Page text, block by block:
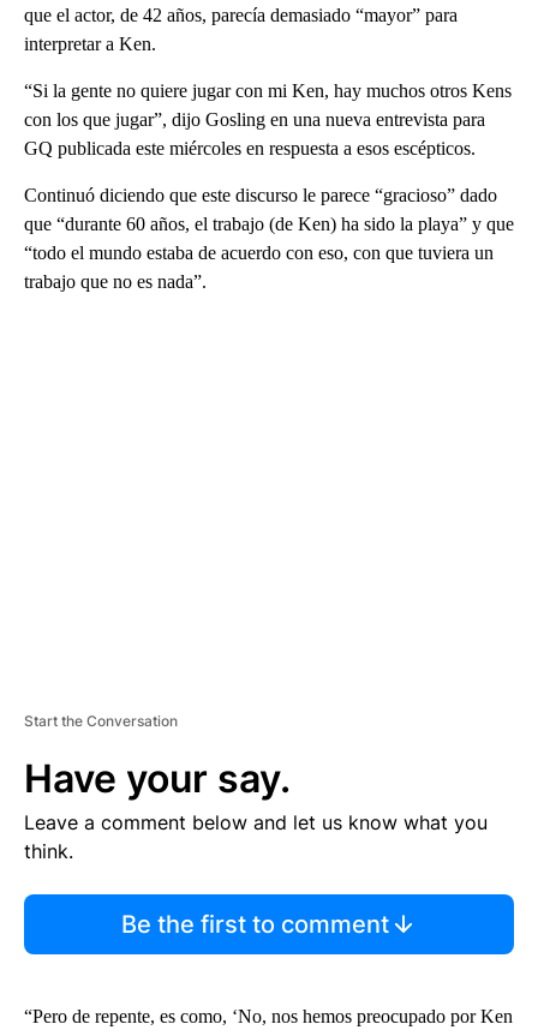
que el actor, de 42 años, parecía demasiado “mayor” para
interpretar a Ken.
“Si la gente no quiere jugar con mi Ken, hay muchos otros Kens
con los que jugar”, dijo Gosling en una nueva entrevista para
GQ publicada este miércoles en respuesta a esos escépticos.
Continuó diciendo que este discurso le parece “gracioso” dado
que “durante 60 años, el trabajo (de Ken) ha sido la playa” y que
“todo el mundo estaba de acuerdo con eso, con que tuviera un
trabajo que no es nada”.
Start the Conversation
Have your say.
Leave a comment below and let us know what you
think.
Be the first to comment
“Pero de repente, es como, ‘No, nos hemos preocupado por Ken